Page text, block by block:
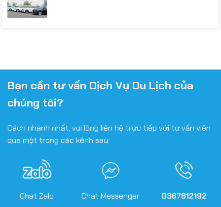
Bạn cần tư vấn Dịch Vụ Du Lịch của
chúng tôi?
Cách nhanh nhất, vui lòng liên hệ trực tiếp với tư vấn viên
qua một trong các kênh sau:
Chat Zalo Chat Messenger 0367812192